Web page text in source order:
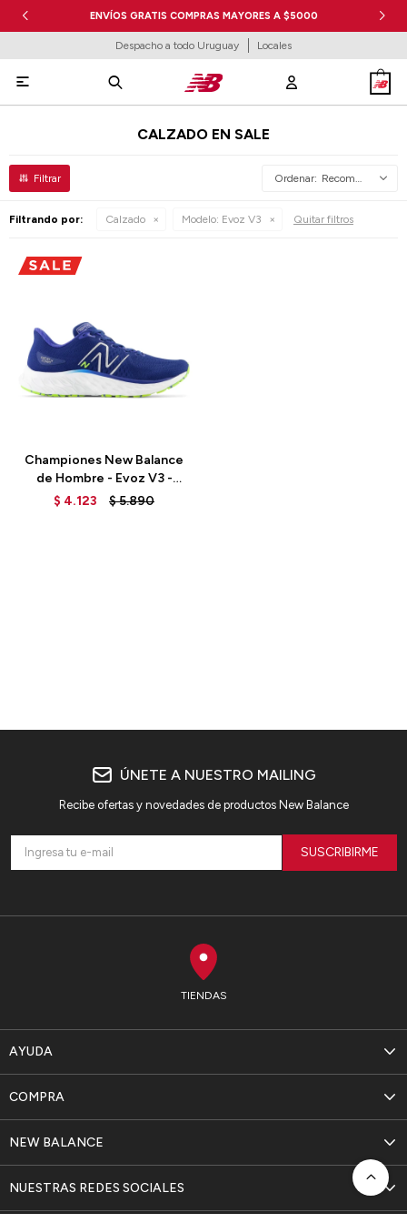
ENVÍOS GRATIS COMPRAS MAYORES A $5000
Despacho a todo Uruguay Locales

CALZADO EN SALE
Recomendados
Filtrando por: Calzado Modelo: Evoz V3 Quitar filtros
Championes New Balance
de Hombre - Evoz V3 -
MEVOZCG3 - MARINE BLUE
$ 4.123 $5.890
TIENDAS
AYUDA
NEW BALANCE
COMPRA
NUESTRAS REDES SOCIALES
ÚNETE A NUESTRO MAILING
Recibe ofertas y novedades de productos New Balance
SUSCRIBIRME